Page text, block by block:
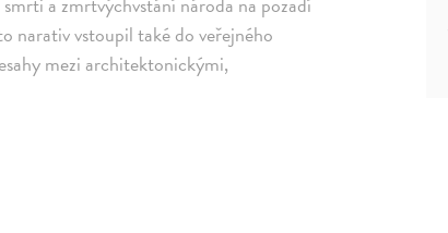
narativ vstoupil také do veřejného
mezi architektonickými,